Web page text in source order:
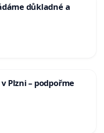
důkladné a
Plzni – podpořme